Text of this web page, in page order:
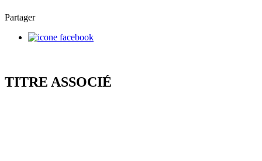
Partager
TITRE ASSOCIÉ